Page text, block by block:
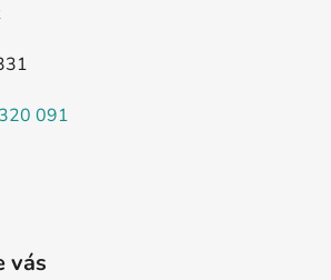
091
vás